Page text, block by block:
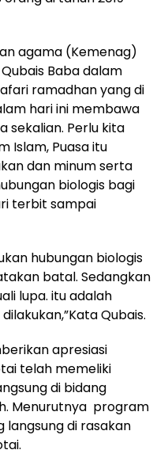
agama (Kemenag)
Baba dalam
ramadhan yang di
hari ini membawa
sekalian. Perlu kita
Islam, Puasa itu
dan minum serta
biologis bagi
terbit sampai
hubungan biologis
batal. Sedangkan
lupa. itu adalah
Qubais.
apresiasi
telah memeliki
di bidang
Menurutnya program
di rasakan